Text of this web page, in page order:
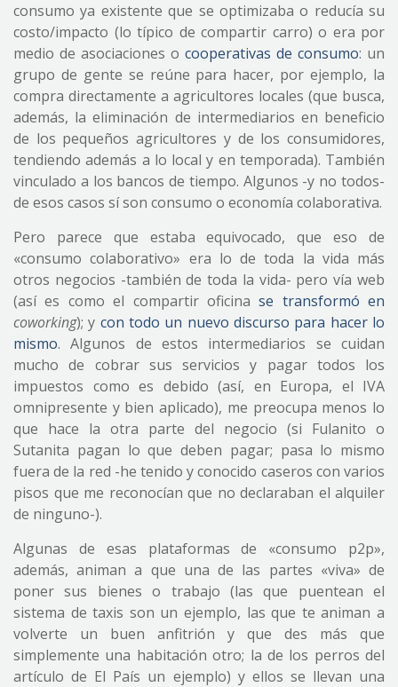
consumo ya existente que se optimizaba o reducía su
costo/impacto (lo típico de compartir carro) o era por
medio de asociaciones o cooperativas de consumo: un
grupo de gente se reúne para hacer, por ejemplo, la
compra directamente a agricultores locales (que busca,
además, la eliminación de intermediarios en beneficio
de los pequeños agricultores y de los consumidores,
tendiendo además a lo local y en temporada). También
vinculado a los bancos de tiempo. Algunos -y no todos-
de esos casos sí son consumo o economía colaborativa.
Pero parece que estaba equivocado, que eso de
«consumo colaborativo» era lo de toda la vida más
otros negocios -también de toda la vida- pero vía web
(así es como el compartir oficinase transformó en
coworking); y con todo un nuevo discurso para hacer lo
mismo. Algunos de estos intermediarios se cuidan
mucho de cobrar sus servicios y pagar todos los
impuestos como es debido (así, en Europa, el IVA
omnipresente y bien aplicado), me preocupa menos lo
que hace la otra parte del negocio (si Fulanito o
Sutanita pagan lo que deben pagar; pasa lo mismo
fuera de la red -he tenido y conocido caseros con varios
pisos que me reconocían que no declaraban el alquiler
de ninguno-).
Algunas de esas plataformas de «consumo p2p»,
además, animan a que una de las partes «viva» de
poner sus bienes o trabajo (las que puentean el
sistema de taxis son un ejemplo, las que te animan a
volverte un buen anfitrión y que des más que
simplemente una habitación otro; la de los perros del
artículo de El País un ejemplo) y ellos se llevan una